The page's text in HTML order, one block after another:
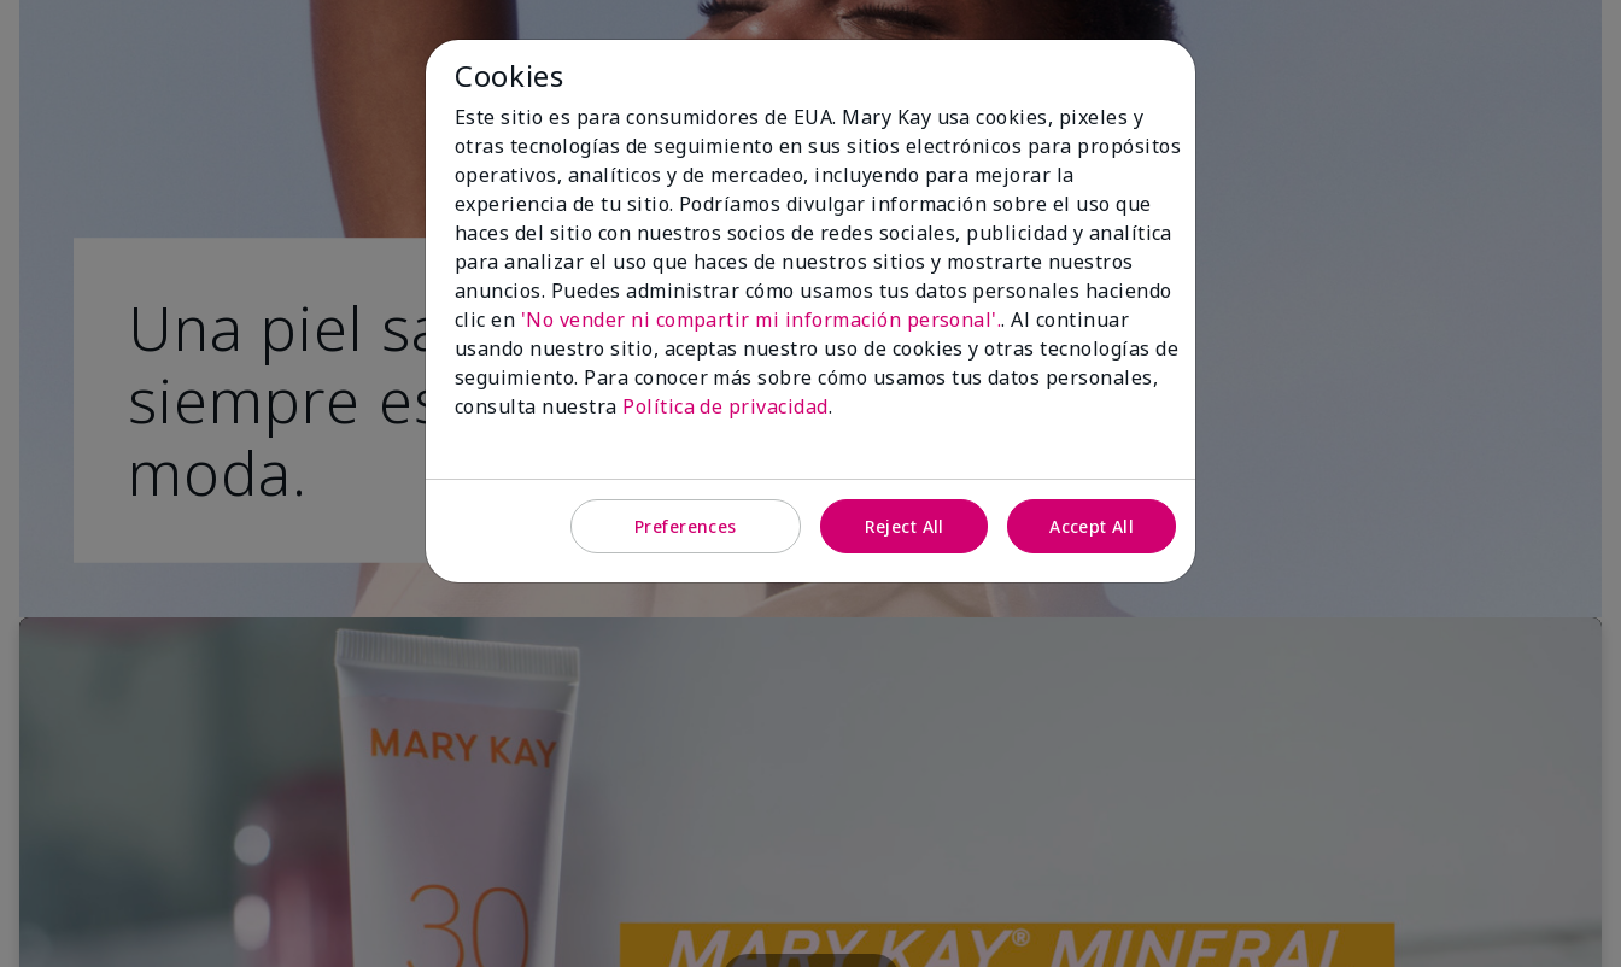
Una piel sana
siempre está de
moda.
Cookies
Este sitio es para consumidores de EUA. Mary Kay usa cookies, pixeles y
otras tecnologías de seguimiento en sus sitios electrónicos para propósitos
operativos, analíticos y de mercadeo, incluyendo para mejorar la
experiencia de tu sitio. Podríamos divulgar información sobre el uso que
haces del sitio con nuestros socios de redes sociales, publicidad y analítica
para analizar el uso que haces de nuestros sitios y mostrarte nuestros
anuncios. Puedes administrar cómo usamos tus datos personales haciendo
clic en 'No vender ni compartir mi información personal'.. Al continuar
usando nuestro sitio, aceptas nuestro uso de cookies y otras tecnologías de
seguimiento. Para conocer más sobre cómo usamos tus datos personales,
consulta nuestra Política de privacidad.
Preferences Reject All Accept All